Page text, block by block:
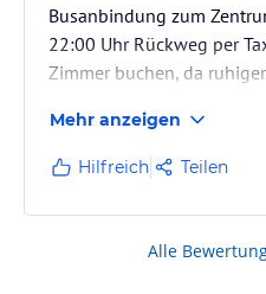
Busanbindung zum
22:00 Uhr Rückweg per
Zimmer buchen, da
Uhr noch nicht abgeräumt.
Haus etwas an
Etwas teuer für das
Mehr anzeigen
Hilfreich Teilen
Alle